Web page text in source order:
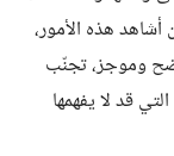
هذه الأمور،
وموجز، تجنّب
قد لا يفهمها